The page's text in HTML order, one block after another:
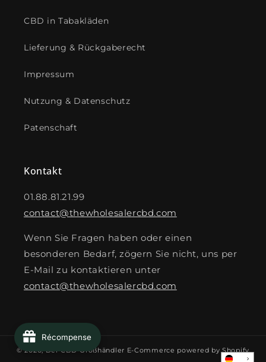
CBD in Tabakläden
Lieferung & Rückgaberecht
Impressum
Nutzung & Datenschutz
Patenschaft
Kontakt
01.88.81.21.99
contact@thewholesalercbd.com
Wenn Sie Fragen haben oder einen
besonderen Bedarf, zögern Sie nicht, uns per
E-Mail zu kontaktieren unter
contact@thewholesalercbd.com
© 2026,Der CBD-Großhändler E-Commerce powered by Shopify
Récompense